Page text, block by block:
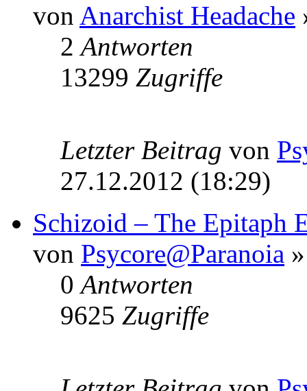
von Anarchist Headache
2Antworten
13299 Zugriffe
Letzter Beitrag von
27.12.2012 (18:29)
Schizoid – The Epitaph
von Psycore@Paranoia
0Antworten
9625 Zugriffe